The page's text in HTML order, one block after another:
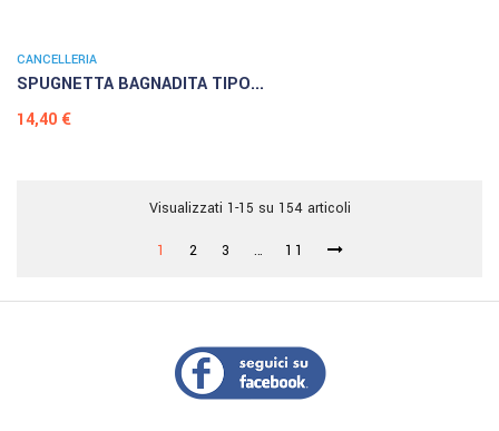
CANCELLERIA
SPUGNETTA BAGNADITA TIPO...
Prezzo
14,40 €
Visualizzati 1-15 su 154 articoli
1 2 3 … 11